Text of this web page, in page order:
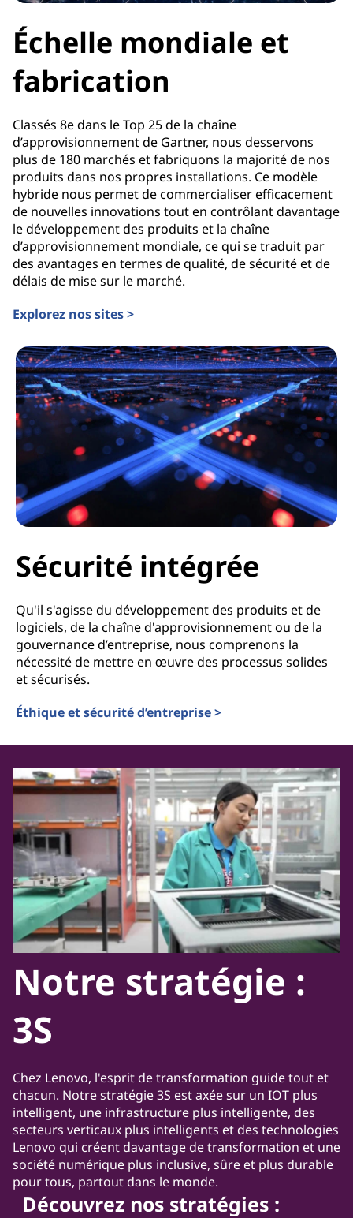
Échelle mondiale et
fabrication
Classés 8e dans le Top 25 de la chaîne
d’approvisionnement de Gartner, nous desservons
plus de 180 marchés et fabriquons la majorité de nos
produits dans nos propres installations. Ce modèle
hybride nous permet de commercialiser efficacement
de nouvelles innovations tout en contrôlant davantage
le développement des produits et la chaîne
d’approvisionnement mondiale, ce qui se traduit par
des avantages en termes de qualité, de sécurité et de
délais de mise sur le marché.
Explorez nos sites >
Sécurité intégrée
Qu'il s'agisse du développement des produits et de
logiciels, de la chaîne d'approvisionnement ou de la
gouvernance d’entreprise, nous comprenons la
nécessité de mettre en œuvre des processus solides
et sécurisés.
Éthique et sécurité d’entreprise >
Notre stratégie :
3S
Chez Lenovo, l'esprit de transformation guide tout et
chacun. Notre stratégie 3S est axée sur un IOT plus
intelligent, une infrastructure plus intelligente, des
secteurs verticaux plus intelligents et des technologies
Lenovo qui créent davantage de transformation et une
société numérique plus inclusive, sûre et plus durable
pour tous, partout dans le monde.
Découvrez nos stratégies :